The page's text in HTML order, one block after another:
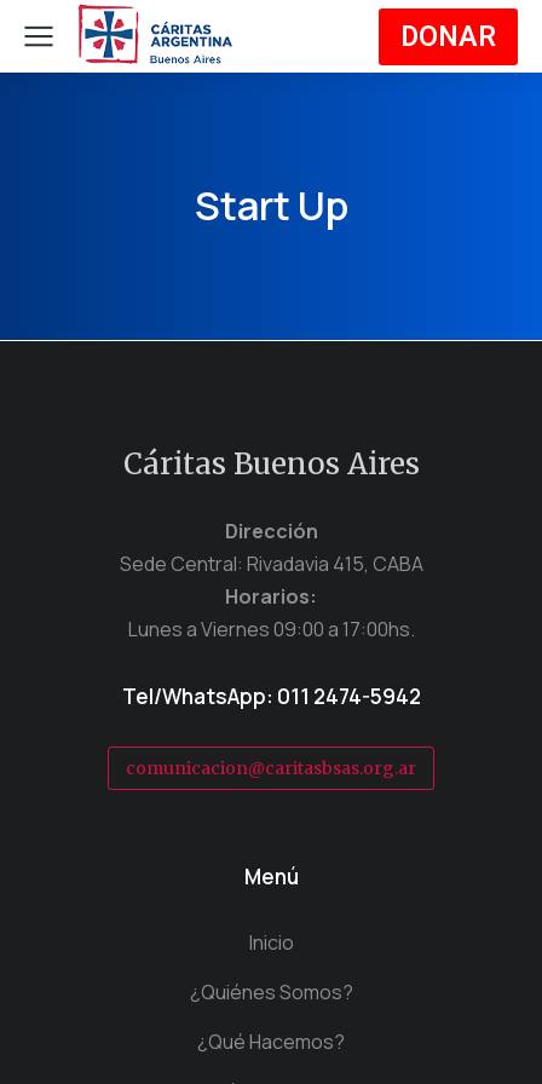
DONAR
Start Up
Cáritas Buenos Aires
Dirección
Sede Central: Rivadavia 415, CABA
Horarios:
Lunes a Viernes 09:00 a 17:00hs.
Tel/WhatsApp: 011 2474-5942
comunicacion@caritasbsas.org.ar
Menú
Inicio
¿Quiénes Somos?
¿Qué Hacemos?